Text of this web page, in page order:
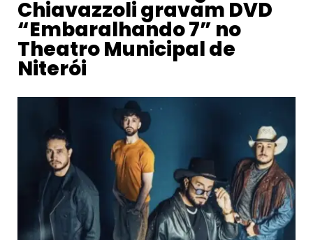
Chiavazzoli gravam DVD
“Embaralhando 7” no
Theatro Municipal de
Niterói